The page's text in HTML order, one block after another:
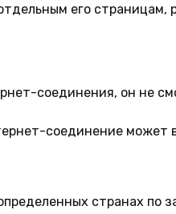
его страницам,
соединения, он не
соединение может
странах по